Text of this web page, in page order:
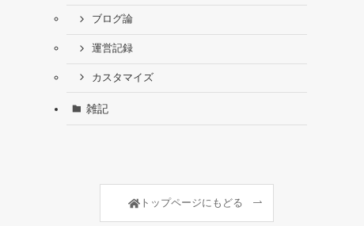
ブログ論
運営記録
カスタマイズ
雑記
トップページにもどる